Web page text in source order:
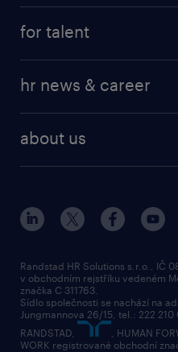
for talent
hr news & career
about us
social responsibility
press releases
contacts & branches
Randstad HR Solutions s.r.o., IČ
v obchodním rejstříku vedeném
značka C 311763.
Sídlo společnosti se nachází na
Jungmannova 26/15, tel.: 222 210
RANDSTAD,
, HUMAN
WORK registrované obchodní